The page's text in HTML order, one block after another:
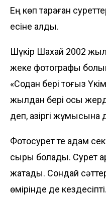
Ең көп тараған
есіне алды.
Шүкір Шахай 2002
жеке фотографы
«Содан бері тоғыз
жылдан бері осы
деп, қазіргі жұмысына
Фотосурет те адам
сыры болады. Сурет
жатады. Сондай
өмірінде де